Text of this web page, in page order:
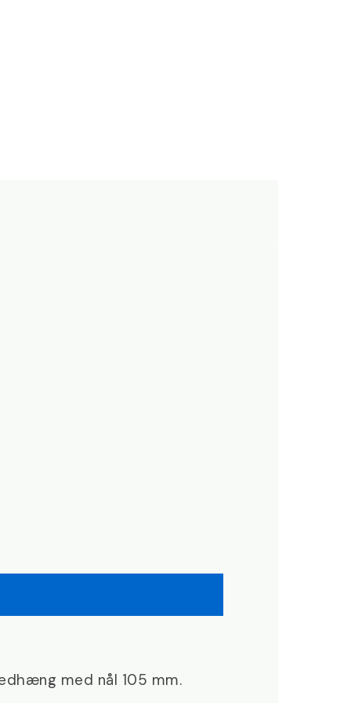
med nål 105 mm.